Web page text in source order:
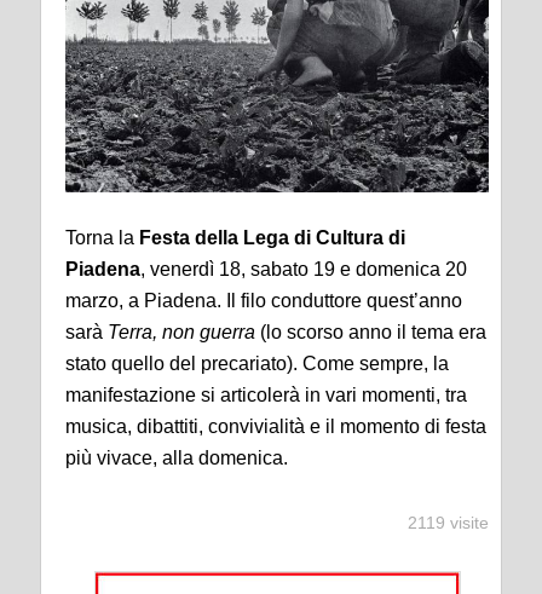
Torna la Festa della Lega di Cultura di
Piadena, venerdì 18, sabato 19 e domenica 20
marzo, a Piadena. Il filo conduttore quest’anno
sarà Terra, non guerra (lo scorso anno il tema era
stato quello del precariato). Come sempre, la
manifestazione si articolerà in vari momenti, tra
musica, dibattiti, convivialità e il momento di festa
più vivace, alla domenica.
2119 visite